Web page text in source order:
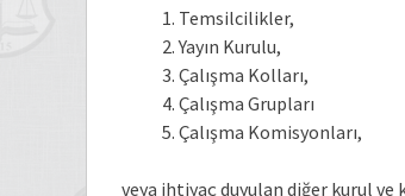
Temsilcilikler,
Yayın Kurulu,
Çalışma Kolları,
Çalışma Grupları
Çalışma Komisyonları,
veya ihtiyaç duyulan diğer kurul